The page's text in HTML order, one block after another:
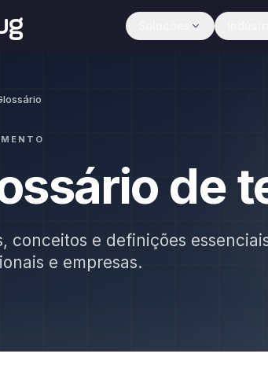
de
conceitos e definições
e empresas.